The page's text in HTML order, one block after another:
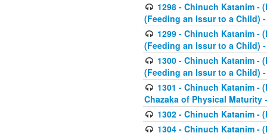
1298 - Chinuch Katanim -
(Feeding an Issur to a Child)
1299 - Chinuch Katanim -
(Feeding an Issur to a Child)
1300 - Chinuch Katanim -
(Feeding an Issur to a Child)
1301 - Chinuch Katanim -
Chazaka of Physical Maturity
1302 - Chinuch Katanim -
1304 - Chinuch Katanim -